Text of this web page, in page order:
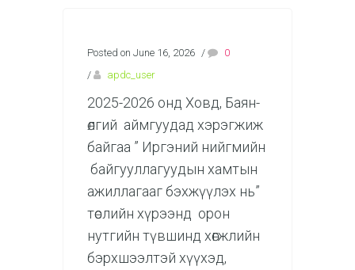
Posted on June 16, 2026 /
0
/
apdc_user
2025-2026 онд Ховд, Баян-
өлгий аймгуудад хэрэгжиж
байгаа ” Иргэний нийгмийн
байгууллагуудын хамтын
ажиллагааг бэхжүүлэх нь”
төслийн хүрээнд орон
нутгийн түвшинд хөгжлийн
бэрхшээлтэй хүүхэд,